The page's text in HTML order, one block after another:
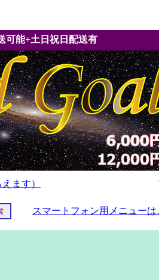
可能+土日祝日配送有
ます）
スマートフォン用メニュー